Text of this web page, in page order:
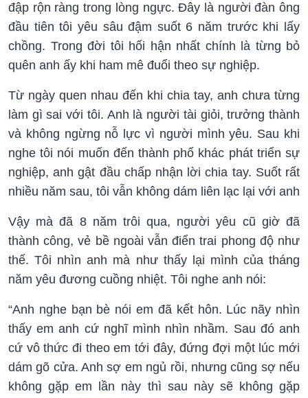
đập rộn ràng trong lòng ngực. Đây là người đàn ông
đầu tiên tôi yêu sâu đậm suốt 6 năm trước khi lấy
chồng. Trong đời tôi hối hận nhất chính là từng bỏ
quên anh ấy khi ham mê đuổi theo sự nghiệp.
Từ ngày quen nhau đến khi chia tay, anh chưa từng
làm gì sai với tôi. Anh là người tài giỏi, trưởng thành
và không ngừng nỗ lực vì người mình yêu. Sau khi
nghe tôi nói muốn đến thành phố khác phát triển sự
nghiệp, anh gật đầu chấp nhận lời chia tay. Suốt rất
nhiều năm sau, tôi vẫn không dám liên lạc lại với anh
Vậy mà đã 8 năm trôi qua, người yêu cũ giờ đã
thành công, vẻ bề ngoài vẫn điển trai phong độ như
thế. Tôi nhìn anh mà như thấy lại mình của tháng
năm yêu đương cuồng nhiệt. Tôi nghe anh nói:
“Anh nghe bạn bè nói em đã kết hôn. Lúc nãy nhìn
thấy em anh cứ nghĩ mình nhìn nhầm. Sau đó anh
cứ vô thức đi theo em tới đây, đứng đợi một lúc mới
dám gõ cửa. Anh sợ em ngủ rồi, nhưng cũng sợ nếu
không gặp em lần này thì sau này sẽ không gặp